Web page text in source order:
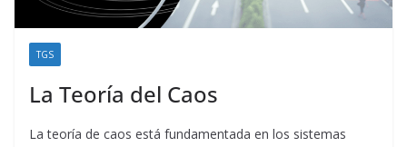
TGS
La Teoría del Caos
La teoría de caos está fundamentada en los sistemas